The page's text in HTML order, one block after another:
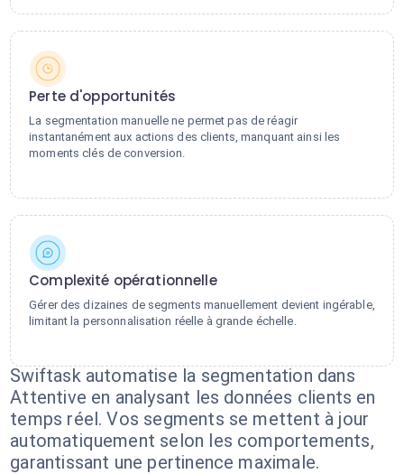
Perte d'opportunités
La segmentation manuelle ne permet pas de réagir
instantanément aux actions des clients, manquant ainsi les
moments clés de conversion.
Complexité opérationnelle
Gérer des dizaines de segments manuellement devient ingérable,
limitant la personnalisation réelle à grande échelle.
Swiftask automatise la segmentation dans
Attentive en analysant les données clients en
temps réel. Vos segments se mettent à jour
automatiquement selon les comportements,
garantissant une pertinence maximale.